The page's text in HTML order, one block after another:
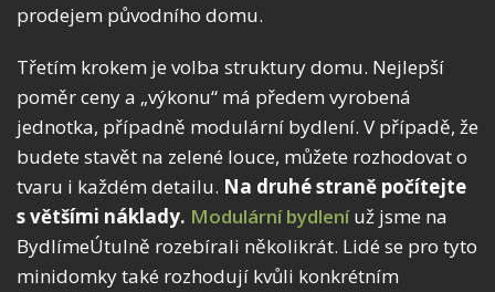
prodejem původního domu.
Třetím krokem je volba struktury domu. Nejlepší
poměr ceny a „výkonu“ má předem vyrobená
jednotka, případně modulární bydlení. V případě, že
budete stavět na zelené louce, můžete rozhodovat o
tvaru i každém detailu. Na druhé straně počítejte
s většími náklady. Modulární bydleníuž jsme na
BydlímeÚtulně rozebírali několikrát. Lidé se pro tyto
minidomky také rozhodují kvůli konkrétním